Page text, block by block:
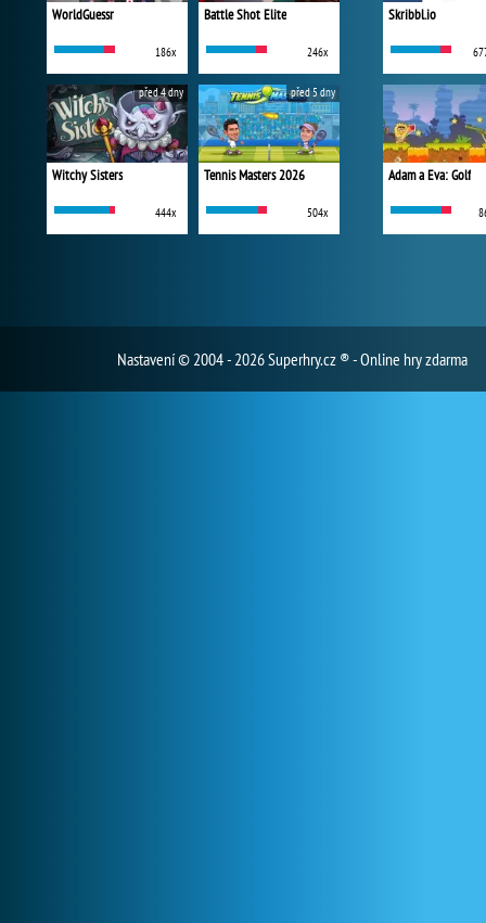
WorldGuessr
186x
Battle Shot Elite
246x
Witchy Sisters
444x
před 4 dny
Tennis Masters 2026
504x
před 5 dny
Skribbl.io
Adam a Eva: Golf
Nastavení© 2004 - 2026 Superhry.cz ® - Online hry zdarma